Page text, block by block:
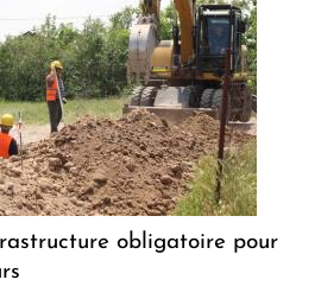
obligatoire pour